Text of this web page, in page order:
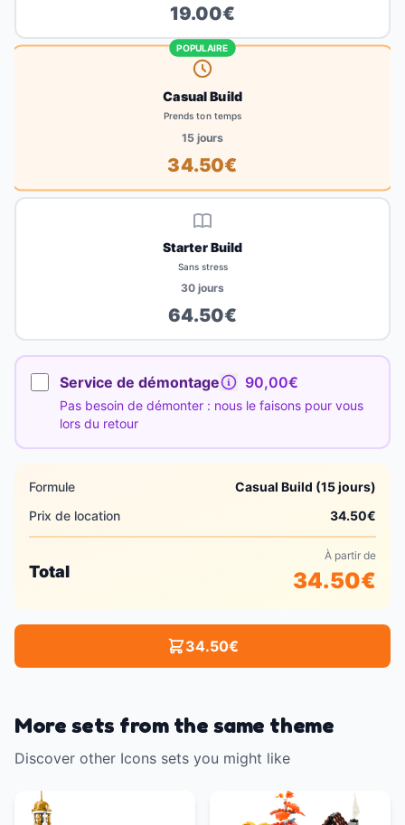
19.00€
POPULAIRE
Casual Build
Prends ton temps
15jours
34.50€
Starter Build
Sans stress
30 jours
64.50€
Service de démontage 90,00€
Pas besoin de démonter : nous le faisons pour vous
lors du retour
Formule
Casual Build (15 jours)
Prix de location
34.50€
Total
À partir de
34.50€
34.50€
More sets from the same theme
Discover other Icons sets you might like